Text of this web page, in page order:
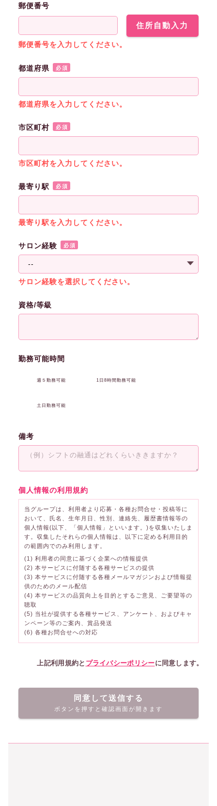
郵便番号
住所自動入力
郵便番号を入力してください。
都道府県 必須
都道府県を入力してください。
市区町村 必須
市区町村を入力してください。
最寄り駅 必須
最寄り駅を入力してください。
サロン経験 必須
サロン経験を選択してください。
資格/等級
勤務可能時間
週５勤務可能 1日8時間勤務可能
土日勤務可能
備考
個人情報の利用規約
当グループは、利用者より応募・各種お問合せ・投稿等に
おいて、氏名、生年月日、性別、連絡先、履歴書情報等の
個人情報(以下、「個人情報」といいます。)を収集いたしま
す。収集したそれらの個人情報は、以下に定める利用目的
の範囲内でのみ利用します。
(1) 利用者の同意に基づく企業への情報提供
(2) 本サービスに付随する各種サービスの提供
(3) 本サービスに付随する各種メールマガジンおよび情報提
供のためのメール配信
(4) 本サービスの品質向上を目的とするご意見、ご要望等の
聴取
(5) 当社が提供する各種サービス、アンケート、およびキャ
ンペーン等のご案内、賞品発送
(6) 各種お問合せへの対応
上記利用規約と プライバシーポリシーに同意します。
同意して送信する
ボタンを押すと確認画面が開きます